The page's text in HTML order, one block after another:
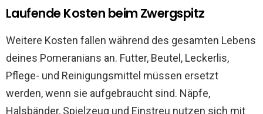
Laufende Kosten beim Zwergspitz
Weitere Kosten fallen während des gesamten Lebens
deines Pomeranians an. Futter, Beutel, Leckerlis,
Pflege- und Reinigungsmittel müssen ersetzt
werden, wenn sie aufgebraucht sind. Näpfe,
Halsbänder, Spielzeug und Einstreu nutzen sich mit